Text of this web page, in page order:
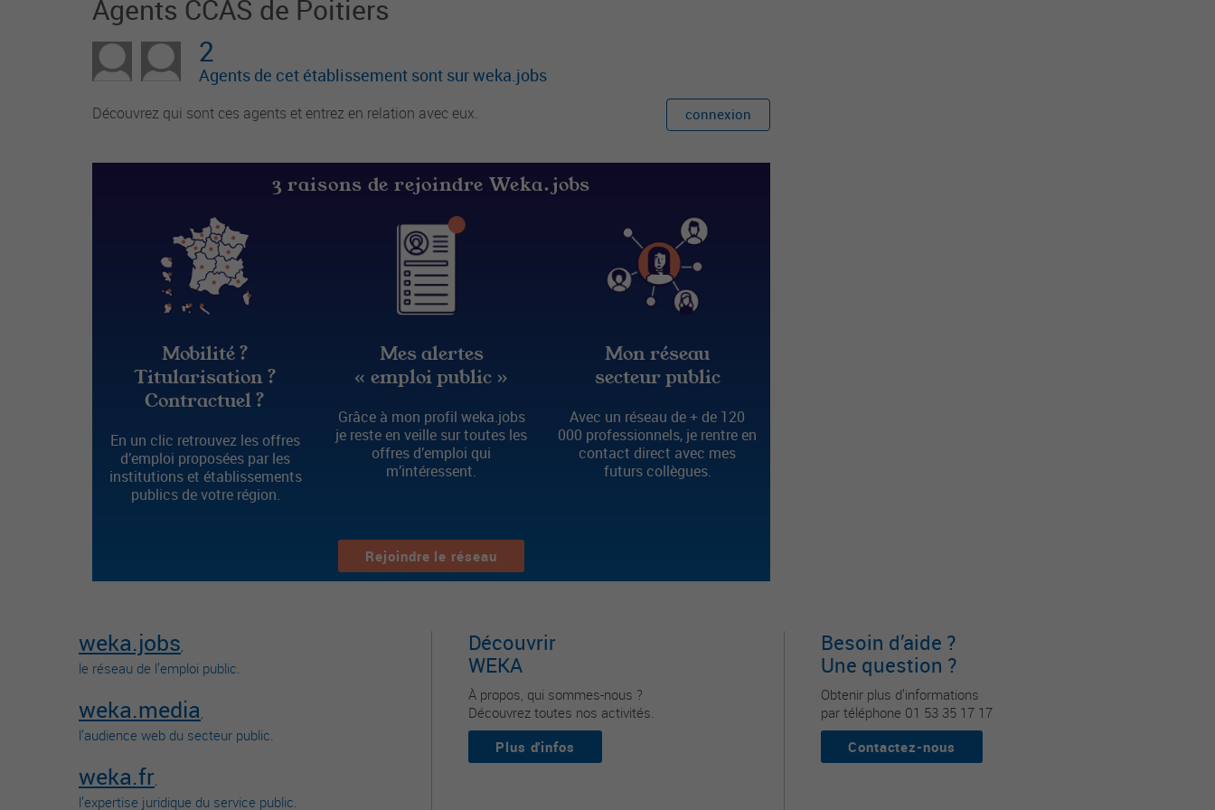
Agents CCAS de Poitiers
2
Agents de cet établissement sont sur weka.jobs
Découvrez qui sont ces agents et entrez en relation avec eux. connexion
3 raisons de rejoindre Weka.jobs
Mobilité ?
Titularisation ?
Contractuel ?
En un clic retrouvez les offres
d’emploi proposées par les
institutions et établissements
publics de votre région.
Mes alertes
« emploi public »
Grâce à mon profil weka.jobs
je reste en veille sur toutes les
offres d’emploi qui
m’intéressent.
Mon réseau
secteur public
Avec un réseau de + de 120
000 professionnels, je rentre en
contact direct avec mes
futurs collègues.
Rejoindre le réseau
weka.jobs,
le réseau de l’emploi public.
weka.media,
l’audience web du secteur public.
weka.fr,
l’expertise juridique du service public.
Découvrir
WEKA
À propos, qui sommes-nous ?
Découvrez toutes nos activités.
Plus d'infos
Besoin d’aide ?
Une question ?
Obtenir plus d’informations
par téléphone 01 53 35 17 17
Contactez-nous